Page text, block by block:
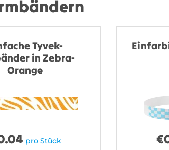
Tyvek-
in Zebra-
Orange
pro Stück €